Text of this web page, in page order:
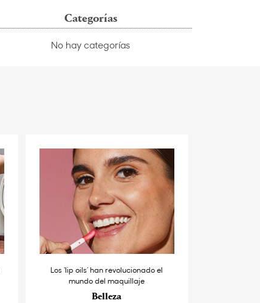
Categorías
No hay categorías
Los ‘lip oils’ han revolucionado el
mundo del maquillaje
Belleza